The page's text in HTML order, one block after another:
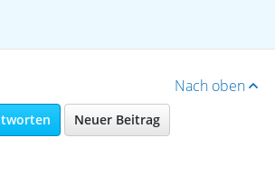
Nach oben
Neuer Beitrag